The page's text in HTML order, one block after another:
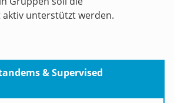
unterstützt werden.
& Supervised